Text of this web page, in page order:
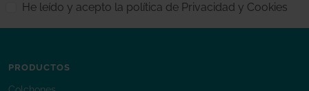
He leído y acepto la política de Privacidad y Cookies
PRODUCTOS